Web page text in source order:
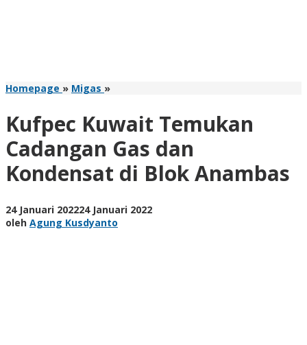
Homepage » Migas »Kufpec
Temukan
Cadangan
Gas
dan
Kondensat
di
Anambas
Kufpec Kuwait Temukan
Cadangan Gas dan
Kondensat di Blok Anambas
24 Januari 202224 Januari 2022oleh
oleh Agung Kusdyanto